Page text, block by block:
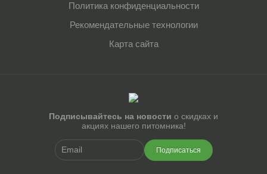
Политика конфиденциальности
Рекомендательные технологии
Карта сайта
Подписывайтесь на новости о скидках и
акциях нашего питомника!
Подписаться